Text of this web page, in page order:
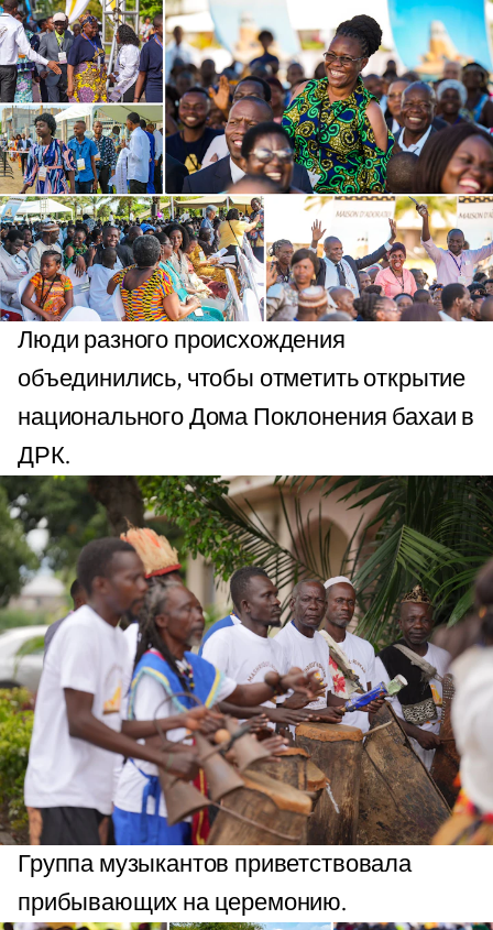
Люди разного происхождения
объединились, чтобы отметить открытие
национального Дома Поклонения бахаи в
ДРК.
Группа музыкантов приветствовала
прибывающих на церемонию.